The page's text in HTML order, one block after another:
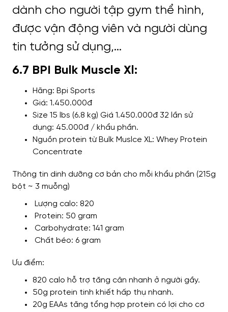
6.7 BPI Bulk Muscle Xl:
Hãng: Bpi Sports
Giá: 1.450.000đ
Size 15 lbs (6.8 kg) Giá 1.450.000đ 32 lần sử
dụng: 45.000đ / khẩu phần.
Nguồn protein từ Bulk Muslce XL: Whey Protein
Concentrate
Thông tin dinh dưỡng cơ bản cho mỗi khẩu phần (215g
bột ~ 3 muỗng)
Lượng calo: 820
Protein: 50 gram
Carbohydrate: 141 gram
Chất béo: 6 gram
Ưu điểm:
820 calo hỗ trợ tăng cân nhanh ở người gầy.
50g protein tinh khiết hấp thụ nhanh.
20g EAAs tăng tổng hợp protein có lợi cho cơ